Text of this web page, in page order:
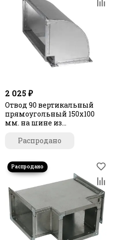
2 025 ₽
Отвод 90 вертикальный
прямоугольный 150х100
мм. на шине из
Распродано